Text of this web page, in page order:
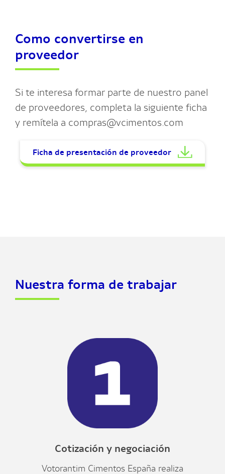
Como convertirse en
proveedor
Si te interesa formar parte de nuestro panel
de proveedores, completa la siguiente ficha
y remítela a compras@vcimentos.com
Ficha de presentación de proveedor
Nuestra forma de trabajar
Cotización y negociación
Votorantim Cimentos España realiza